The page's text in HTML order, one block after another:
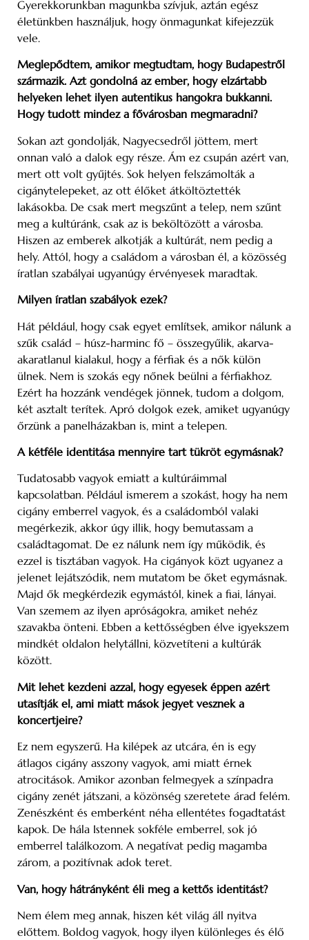
Gyerekkorunkban magunkba szívjuk, aztán egész
életünkben használjuk, hogy önmagunkat kifejezzük
vele.
Meglepődtem, amikor megtudtam, hogy Budapestről
származik. Azt gondolná az ember, hogy elzártabb
helyeken lehet ilyen autentikus hangokra bukkanni.
Hogy tudott mindez a fővárosban megmaradni?
Sokan azt gondolják, Nagyecsedről jöttem, mert
onnan való a dalok egy része. Ám ez csupán azért van,
mert ott volt gyűjtés. Sok helyen felszámolták a
cigánytelepeket, az ott élőket átköltöztették
lakásokba. De csak mert megszűnt a telep, nem szűnt
meg a kultúránk, csak az is beköltözött a városba.
Hiszen az emberek alkotják a kultúrát, nem pedig a
hely. Attól, hogy a családom a városban él, a közösség
íratlan szabályai ugyanúgy érvényesek maradtak.
Milyen íratlan szabályok ezek?
Hát például, hogy csak egyet említsek, amikor nálunk a
szűk család – húsz-harminc fő – összegyűlik, akarva-
akaratlanul kialakul, hogy a férfiak és a nők külön
ülnek. Nem is szokás egy nőnek beülni a férfiakhoz.
Ezért ha hozzánk vendégek jönnek, tudom a dolgom,
két asztalt terítek. Apró dolgok ezek, amiket ugyanúgy
őrzünk a panelházakban is, mint a telepen.
A kétféle identitása mennyire tart tükröt egymásnak?
Tudatosabb vagyok emiatt a kultúráimmal
kapcsolatban. Például ismerem a szokást, hogy ha nem
cigány emberrel vagyok, és a családomból valaki
megérkezik, akkor úgy illik, hogy bemutassam a
családtagomat. De ez nálunk nem így működik, és
ezzel is tisztában vagyok. Ha cigányok közt ugyanez a
jelenet lejátszódik, nem mutatom be őket egymásnak.
Majd ők megkérdezik egymástól, kinek a fiai, lányai.
Van szemem az ilyen apróságokra, amiket nehéz
szavakba önteni. Ebben a kettősségben élve igyekszem
mindkét oldalon helytállni, közvetíteni a kultúrák
között.
Mit lehet kezdeni azzal, hogy egyesek éppen azért
utasítják el, ami miatt mások jegyet vesznek a
koncertjeire?
Ez nem egyszerű. Ha kilépek az utcára, én is egy
átlagos cigány asszony vagyok, ami miatt érnek
atrocitások. Amikor azonban felmegyek a színpadra
cigány zenét játszani, a közönség szeretete árad felém.
Zenészként és emberként néha ellentétes fogadtatást
kapok. De hála Istennek sokféle emberrel, sok jó
emberrel találkozom. A negatívat pedig magamba
zárom, a pozitívnak adok teret.
Van, hogy hátrányként éli meg a kettős identitást?
Nem élem meg annak, hiszen két világ áll nyitva
előttem. Boldog vagyok, hogy ilyen különleges és élő